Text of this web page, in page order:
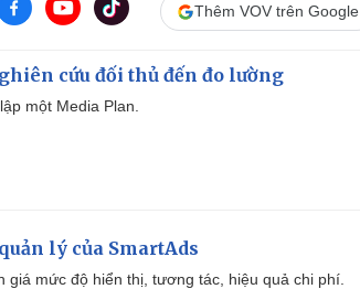
Thêm VOV trên Google
cứu đối thủ đến đo lường
một Media Plan.
lý của SmartAds
mức độ hiển thị, tương tác, hiệu quả chi phí.